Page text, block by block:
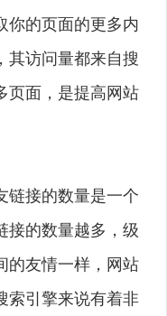
你的页面的更多内
其访问量都来自搜
页面，是提高网站
链接的数量是一个
接的数量越多，级
的友情一样，网站
索引擎来说有着非